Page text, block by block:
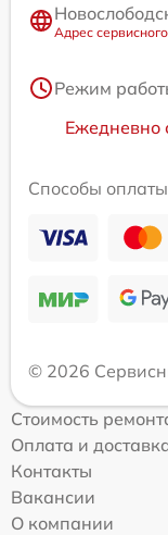
Адрес
Режим
Ежедневно
Способы оплаты
© 2026
Стоимость
Оплата и
Контакты
Вакансии
О компании